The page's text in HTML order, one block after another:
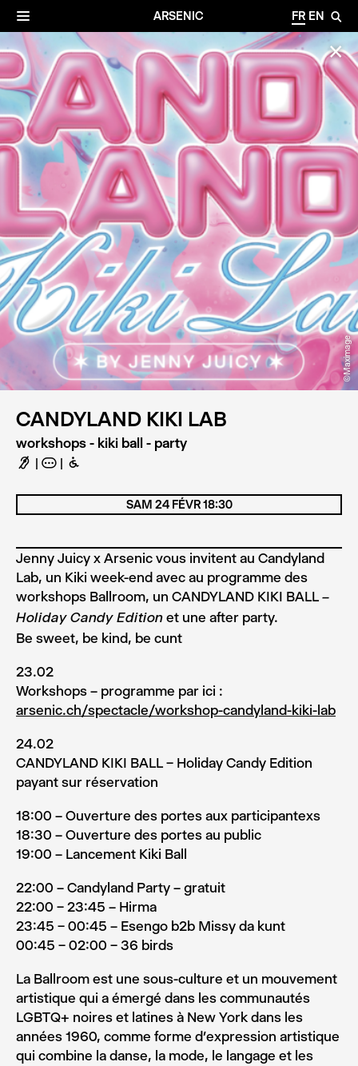
ARSENIC FR EN 🔎
☰
✕
©Maximage
CANDYLAND KIKI LAB
workshops - kiki ball - party
F A B
Jenny Juicy x Arsenic vous invitent au Candyland
Lab, un Kiki week-end avec au programme des
workshops Ballroom, un CANDYLAND KIKI BALL –
Holiday Candy Edition et une after party.
Be sweet, be kind, be cunt
23.02
Workshops – programme par ici :
arsenic.ch/spectacle/workshop-candyland-kiki-lab
24.02
CANDYLAND KIKI BALL – Holiday Candy Edition
payant sur réservation
18:00 – Ouverture des portes aux participantexs
18:30 – Ouverture des portes au public
19:00 – Lancement Kiki Ball
22:00 – Candyland Party – gratuit
22:00 – 23:45 – Hirma
23:45 – 00:45 – Esengo b2b Missy da kunt
00:45 – 02:00 – 36 birds
La Ballroom est une sous-culture et un mouvement
artistique qui a émergé dans les communautés
LGBTQ+ noires et latines à New York dans les
années 1960, comme forme d’expression artistique
qui combine la danse, la mode, le langage et les
SAM 24 FÉVR 18:30